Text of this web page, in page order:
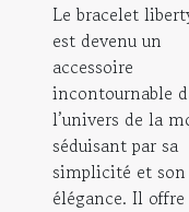
Le bracelet
est devenu un
accessoire
incontournable
l’univers de la
séduisant par sa
simplicité et son
élégance. Il offre